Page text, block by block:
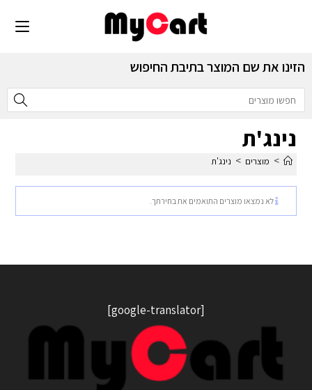
הזינו את שם המוצר בתיבת החיפוש
נינג'ת
> מוצרים > נינג'ת
לא נמצאו מוצרים התואמים את בחירתך.
[google-translator]